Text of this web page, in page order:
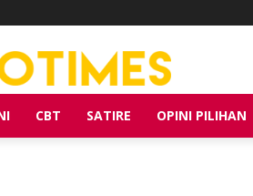
CBT SATIRE OPINI PILIHAN